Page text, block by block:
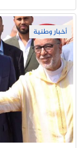
أخبار وطنية